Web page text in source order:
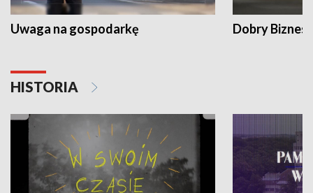
Uwaga na gospodarkę Dobry Biznes
HISTORIA